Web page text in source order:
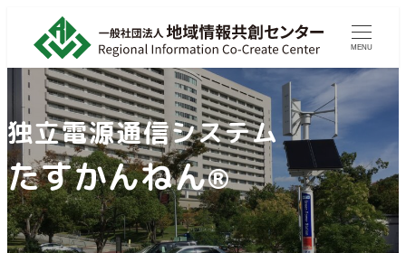
ン
ン
テ
ン
ツ
へ
移
MENU
独立電源通信システム
たすかんねん®